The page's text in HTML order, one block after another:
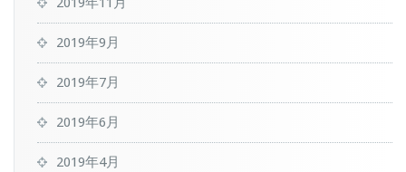
2019年9月
2019年7月
2019年6月
2019年4月